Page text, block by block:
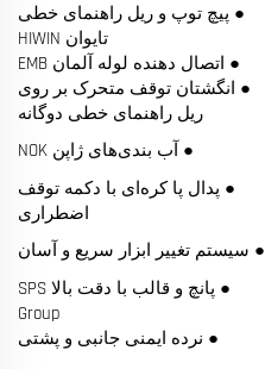
● پیچ توپ و ریل راهنمای خطی
تایوان HIWIN
● اتصال دهنده لوله آلمان EMB
● انگشتان توقف متحرک بر روی
ریل راهنمای خطی دوگانه
● آب بندی‌های ژاپن NOK
● پدال پا کره‌ای با دکمه توقف
اضطراری
● سیستم تغییر ابزار سریع و آسان
● پانچ و قالب با دقت بالا SPS
Group
● نرده ایمنی جانبی و پشتی